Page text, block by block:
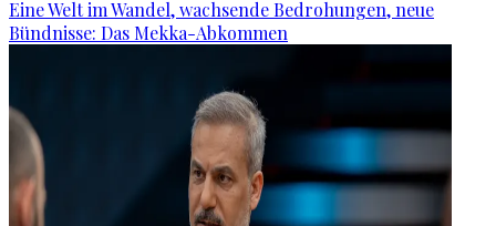
Eine Welt im Wandel, wachsende Bedrohungen, neue
Bündnisse: Das Mekka-Abkommen